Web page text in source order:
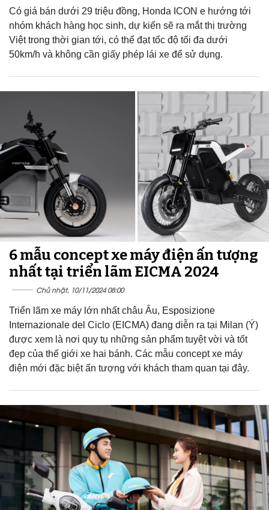
Có giá bán dưới 29 triệu đồng, Honda ICON e hướng tới
nhóm khách hàng học sinh, dự kiến sẽ ra mắt thị trường
Việt trong thời gian tới, có thể đạt tốc độ tối đa dưới
50km/h và không cần giấy phép lái xe để sử dụng.
6 mẫu concept xe máy điện ấn tượng
nhất tại triển lãm EICMA 2024
Chủ nhật, 10/11/2024 08:00
Triển lãm xe máy lớn nhất châu Âu, Esposizione
Internazionale del Ciclo (EICMA) đang diễn ra tại Milan (Ý)
được xem là nơi quy tụ những sản phẩm tuyệt vời và tốt
đẹp của thế giới xe hai bánh. Các mẫu concept xe máy
điện mới đặc biệt ấn tượng với khách tham quan tại đây.